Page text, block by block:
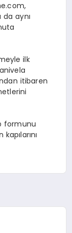
da aynı
ilk
itibaren
formunu